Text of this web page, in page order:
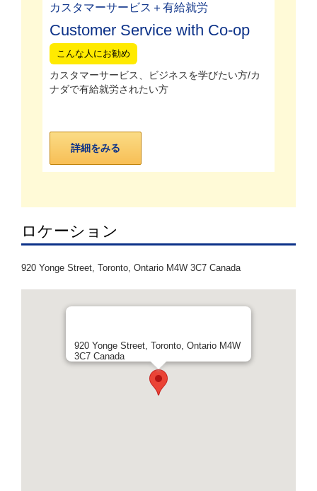
カスタマーサービス＋有給就労
Customer Service with Co-op
こんな人にお勧め
カスタマーサービス、ビジネスを学びたい方/カ
ナダで有給就労されたい方
詳細をみる
ロケーション
920 Yonge Street, Toronto, Ontario M4W 3C7 Canada
920 Yonge Street, Toronto, Ontario M4W
3C7 Canada